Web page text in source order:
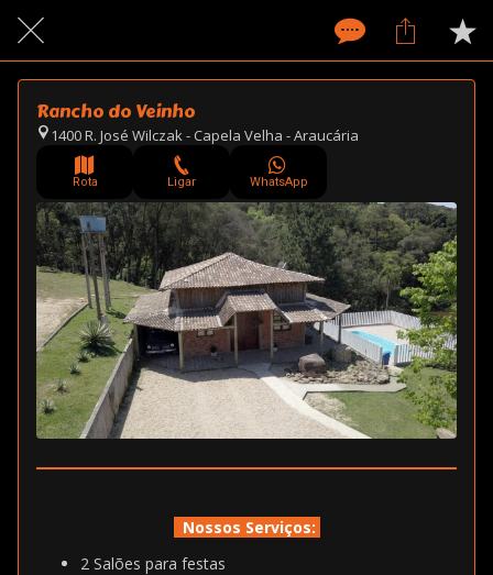
Rancho do Veinho
1400 R. José Wilczak - Capela Velha - Araucária
Rota Ligar WhatsApp
Nossos Serviços:
2 Salões para festas